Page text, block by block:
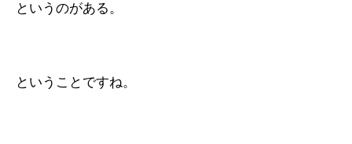
というのがある。
ということですね。